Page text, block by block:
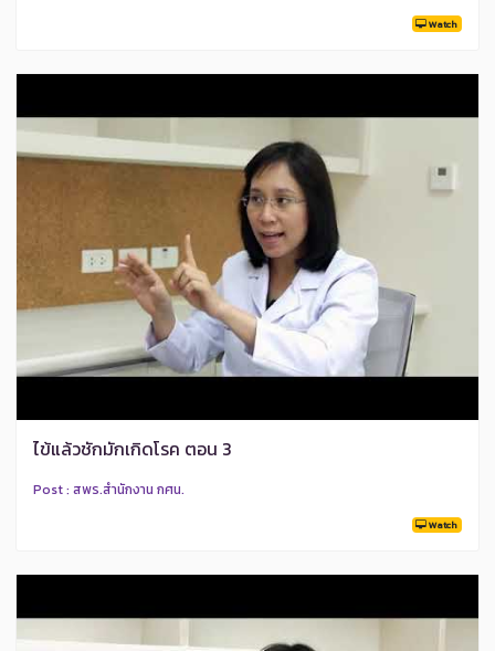
Watch
ไข้แล้วชักมักเกิดโรค ตอน 3
Post : สพร.สำนักงาน กศน.
Watch